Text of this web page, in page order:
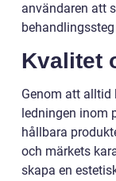
användaren att
Kvalitet
Genom att alltid
ledningen inom
hållbara
och märkets
skapa en